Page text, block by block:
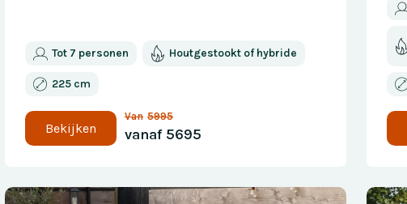
Tot 7 personen Houtgestookt of hybride
225 cm
Bekijken
Van 5995
vanaf 5695